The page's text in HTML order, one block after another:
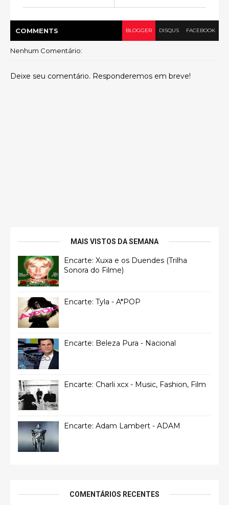
COMMENTS BLOGGER DISQUS FACEBOOK
Nenhum Comentário:
Deixe seu comentário. Responderemos em breve!
MAIS VISTOS DA SEMANA
Encarte: Xuxa e os Duendes (Trilha
Sonora do Filme)
Encarte: Tyla - A*POP
Encarte: Beleza Pura - Nacional
Encarte: Charli xcx - Music, Fashion, Film
Encarte: Adam Lambert - ADAM
COMENTÁRIOS RECENTES